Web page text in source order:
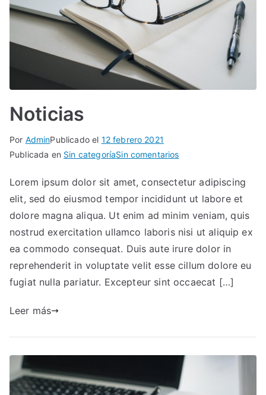
Noticias
Por AdminPublicado el 12 febrero 2021
Publicada en Sin categoríaSin comentarios
Lorem ipsum dolor sit amet, consectetur adipiscing
elit, sed do eiusmod tempor incididunt ut labore et
dolore magna aliqua. Ut enim ad minim veniam, quis
nostrud exercitation ullamco laboris nisi ut aliquip ex
ea commodo consequat. Duis aute irure dolor in
reprehenderit in voluptate velit esse cillum dolore eu
fugiat nulla pariatur. Excepteur sint occaecat […]
Leer más